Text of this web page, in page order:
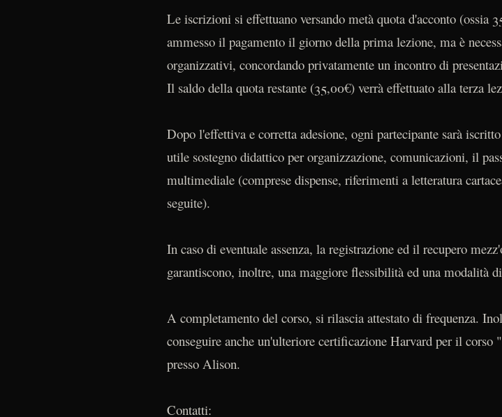
Le iscrizioni si effettuano versando metà quota d'acconto (ossia
ammesso il pagamento il giorno della prima lezione, ma è
organizzativi, concordando privatamente un incontro di
Il saldo della quota restante (35,00€) verrà effettuato alla terza
Dopo l'effettiva e corretta adesione, ogni partecipante sarà
utile sostegno didattico per organizzazione, comunicazioni, il
multimediale (comprese dispense, riferimenti a letteratura
seguite).
In caso di eventuale assenza, la registrazione ed il recupero
garantiscono, inoltre, una maggiore flessibilità ed una modalità
A completamento del corso, si rilascia attestato di frequenza.
conseguire anche un'ulteriore certificazione Harvard per il
presso Alison.
Contatti: